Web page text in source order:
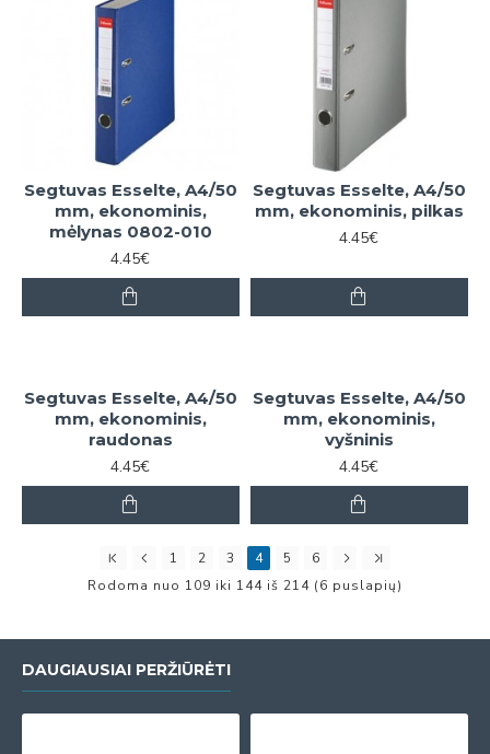
Segtuvas Esselte, A4/50
mm, ekonominis,
mėlynas 0802-010
4.45€
Segtuvas Esselte, A4/50
mm, ekonominis, pilkas
4.45€
Segtuvas Esselte, A4/50
mm, ekonominis,
raudonas
4.45€
Segtuvas Esselte, A4/50
mm, ekonominis,
vyšninis
4.45€
1 2 3 4 5
6
Rodoma nuo 109 iki 144 iš 214 (6 puslapių)
DAUGIAUSIAI PERŽIŪRĖTI